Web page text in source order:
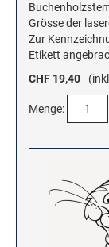
MINI WOODIES
WOODIES
Grösse der
Zur
Etikett
CHF 19,40
Menge: